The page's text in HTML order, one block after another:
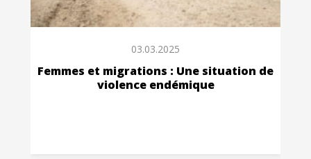
03.03.2025
Femmes et migrations : Une situation de
violence endémique